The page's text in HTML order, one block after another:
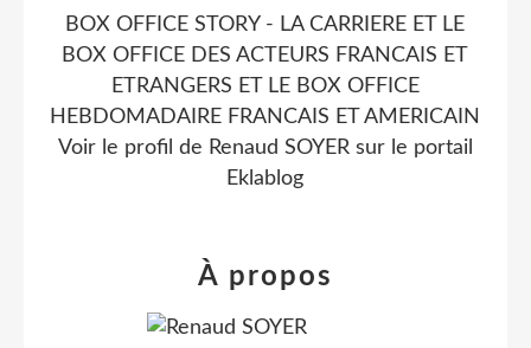
BOX OFFICE STORY - LA CARRIERE ET LE
BOX OFFICE DES ACTEURS FRANCAIS ET
ETRANGERS ET LE BOX OFFICE
HEBDOMADAIRE FRANCAIS ET AMERICAIN
Voir le profil de Renaud SOYER sur le portail
Eklablog
À propos